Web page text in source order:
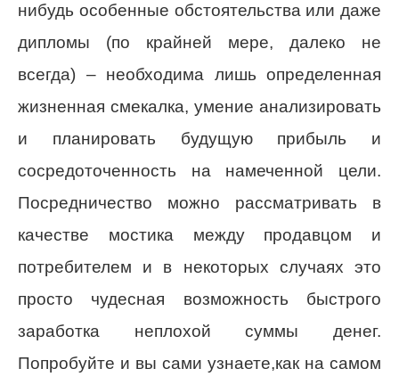
нибудь особенные обстоятельства или даже
дипломы (по крайней мере, далеко не
всегда) – необходима лишь определенная
жизненная смекалка, умение анализировать
и планировать будущую прибыль и
сосредоточенность на намеченной цели.
Посредничество можно рассматривать в
качестве мостика между продавцом и
потребителем и в некоторых случаях это
просто чудесная возможность быстрого
заработка неплохой суммы денег.
Попробуйте и вы сами узнаете,как на самом